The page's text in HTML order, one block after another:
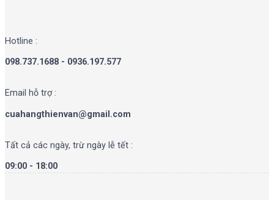
Hotline :
098.737.1688 - 0936.197.577
Email hỗ trợ :
cuahangthienvan@gmail.com
Tất cả các ngày, trừ ngày lễ tết :
09:00 - 18:00